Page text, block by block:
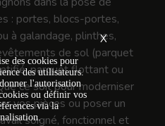
: portes, blocs-portes,
à galandage, plinthes,
de sol (parquet
parquet flottant ou
ce soit pour moderniser
vos pièces ou poser un
soigné, fonctionnel et
X
des cookies pour
des utilisateurs.
l'autorisation
ou définir vos
via la